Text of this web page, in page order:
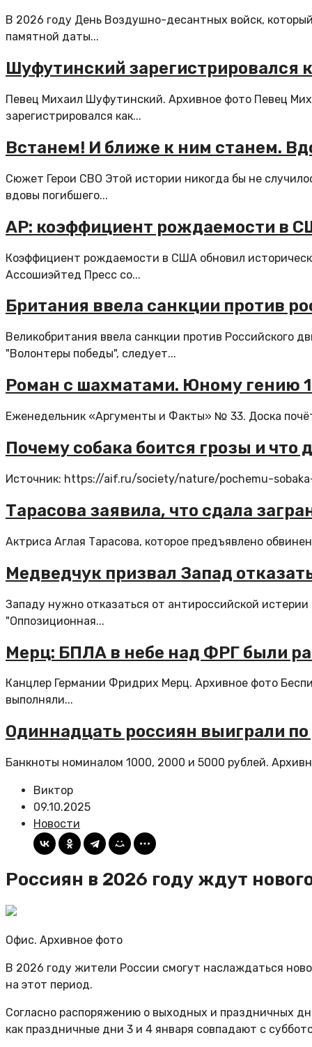
В 2026 году День Воздушно-десантных войск,
памятной даты...
Шуфутинский зарегистрировался
Певец Михаил Шуфутинский. Архивное фото Певец
зарегистрировался как...
Встанем! И ближе к ним станем.
Сюжет Герои СВО Этой истории никогда бы не
вдовы погибшего...
AP: коэффициент рождаемости в
Коэффициент рождаемости в США обновил
Ассошиэйтед Пресс со...
Британия ввела санкции против
Великобритания ввела санкции против Российского
"Волонтеры победы", следует...
Роман с шахматами. Юному гению
Еженедельник «Аргументы и Факты» № 33. Доска
Почему собака боится грозы и что
Источник: https://aif.ru/society/nature/pochemu-
Тарасова заявила, что сдала
Актриса Аглая Тарасова, которое предъявлено
Медведчук призвал Запад
Западу нужно отказаться от антироссийской
"Оппозиционная...
Мерц: БПЛА в небе над ФРГ были
Канцлер Германии Фридрих Мерц. Архивное фото
выполняли...
Одиннадцать россиян выиграли
Банкноты номиналом 1000, 2000 и 5000 рублей.
Виктор
09.10.2025
Новости
Россиян в 2026 году ждут
Офис. Архивное фото
В 2026 году жители России смогут наслаждаться
на этот период.
Согласно распоряжению о выходных и праздничных
как праздничные дни 3 и 4 января совпадают с